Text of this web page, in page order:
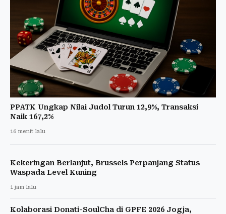
PPATK Ungkap Nilai Judol Turun 12,9%, Transaksi
Naik 167,2%
16 menit lalu
Kekeringan Berlanjut, Brussels Perpanjang Status
Waspada Level Kuning
1 jam lalu
Kolaborasi Donati-SoulCha di GPFE 2026 Jogja,